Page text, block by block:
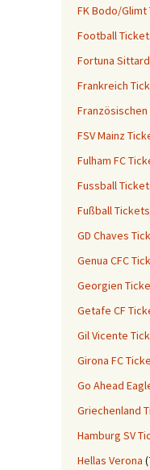
FK Bodo/
Football
Fortuna
Frankreich
Französischen
FSV Mainz
Fulham FC
Fussball
Fußball
GD Chaves
Genua CFC
Georgien
Getafe CF
Gil Vicente
Girona FC
Go Ahead
Griechenland
Hamburg SV
Hellas Verona